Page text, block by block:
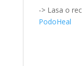
-> Lasa o
PodoHeal